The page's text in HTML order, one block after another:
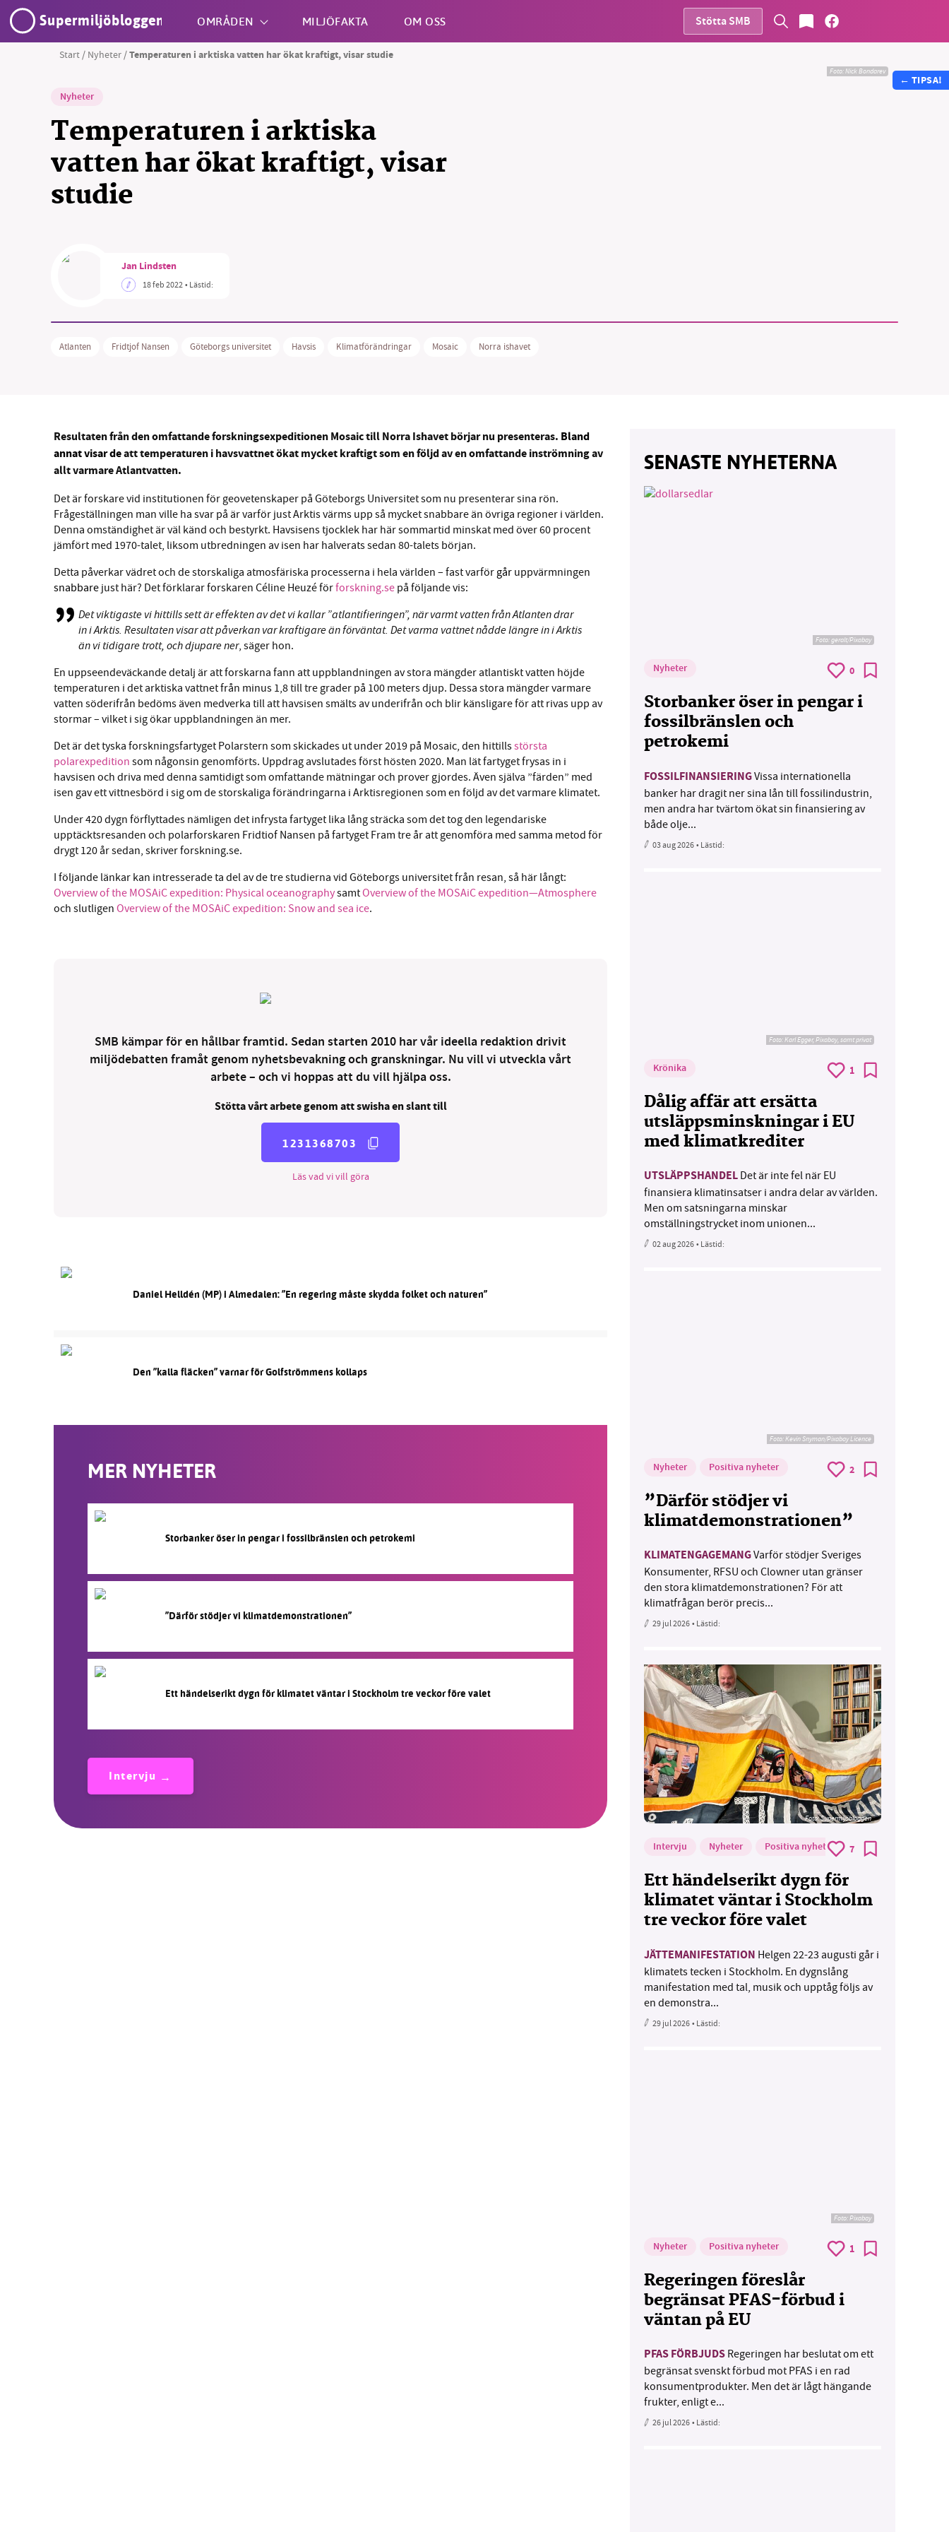
Supermiljöbloggen OMRÅDEN MILJÖFAKTA OM OSS Stötta SMB
Start / Nyheter /Temperaturen i arktiska vatten har ökat kraftigt, visar studie
Nyheter
Temperaturen i arktiska
vatten har ökat kraftigt, visar
studie
Foto:Nick Bondarev
Jan Lindsten
18 feb 2022• Lästid:
Atlanten Fridtjof Nansen Göteborgs universitet Havsis Klimatförändringar Mosaic Norra ishavet
Resultaten från den omfattande forskningsexpeditionen Mosaic till Norra Ishavet börjar nu presenteras. Bland
annat visar deatt temperaturen i havsvattnet ökat mycket kraftigt som en följd av en omfattande inströmning av
allt varmare Atlantvatten.
Det är forskare vid institutionen för geovetenskaper på Göteborgs Universitet som nu presenterar sina rön.
Frågeställningen man ville ha svar på är varför just Arktis värms upp så mycket snabbare än övriga regioner i världen.
Denna omständighet är väl känd och bestyrkt. Havsisens tjocklek har här sommartid minskat med över 60 procent
jämfört med 1970-talet, liksom utbredningen av isen har halverats sedan 80-talets början.
Detta påverkar vädret och de storskaliga atmosfäriska processerna i hela världen – fast varför går uppvärmningen
snabbare just här? Det förklarar forskaren Céline Heuzé förforskning.se på följande vis:
Det viktigaste vi hittills sett är effekten av det vi kallar ”atlantifieringen”, när varmt vatten från Atlanten drar
in i Arktis. Resultaten visar att påverkan var kraftigare än förväntat. Det varma vattnet nådde längre in i Arktis
än vi tidigare trott, och djupare ner, säger hon.
En uppseendeväckande detalj är att forskarna fann att uppblandningen av stora mängder atlantiskt vatten höjde
temperaturen i det arktiska vattnet från minus 1,8 till tre grader på 100 meters djup. Dessa stora mängder varmare
vatten söderifrån bedöms även medverka till att havsisen smälts av underifrån och blir känsligare för att rivas upp av
stormar – vilket i sig ökar uppblandningen än mer.
Det är det tyska forskningsfartyget Polarstern som skickades ut under 2019 på Mosaic, den hittillsstörsta
polarexpedition som någonsin genomförts. Uppdrag avslutades först hösten 2020. Man lät fartyget frysas in i
havsisen och driva med denna samtidigt som omfattande mätningar och prover gjordes. Även själva ”färden” med
isen gav ett vittnesbörd i sig om de storskaliga förändringarna i Arktisregionen som en följd av det varmare klimatet.
Under 420 dygn förflyttades nämligen det infrysta fartyget lika lång sträcka som det tog den legendariske
upptäcktsresanden och polarforskaren Fridtiof Nansen på fartyget Fram tre år att genomföra med samma metod för
drygt 120 år sedan, skriver forskning.se.
I följande länkar kan intresserade ta del av de tre studierna vid Göteborgs universitet från resan, så här långt:
Overview of the MOSAiC expedition: Physical oceanographysamtOverview of the MOSAiC expedition—Atmosphere
och slutligen Overview of the MOSAiC expedition: Snow and sea ice.
SMB kämpar för en hållbar framtid. Sedan starten 2010 har vår ideella redaktion drivit
miljödebatten framåt genom nyhetsbevakning och granskningar. Nu vill vi utveckla vårt
arbete – och vi hoppas att du vill hjälpa oss.
Stötta vårt arbete genom att swisha en slant till
1231368703
Läs vad vi vill göra
Daniel Helldén (MP) i Almedalen: ”En regering måste skydda folket och naturen”
Den ”kalla fläcken” varnar för Golfströmmens kollaps
MER NYHETER
Storbanker öser in pengar i fossilbränslen och petrokemi
”Därför stödjer vi klimatdemonstrationen”
Ett händelserikt dygn för klimatet väntar i Stockholm tre veckor före valet
Intervju
SENASTE NYHETERNA
Foto:geralt/Pixabay
Nyheter 0
Storbanker öser in pengar i
fossilbränslen och
petrokemi
FOSSILFINANSIERINGVissa internationella
banker har dragit ner sina lån till fossilindustrin,
men andra har tvärtom ökat sin finansiering av
både olje...
03 aug 2026• Lästid:
Foto: Karl Egger, Pixabay, samt privat
Krönika 1
Dålig affär att ersätta
utsläppsminskningar i EU
med klimatkrediter
UTSLÄPPSHANDEL Det är inte fel när EU
finansiera klimatinsatser i andra delar av världen.
Men om satsningarna minskar
omställningstrycket inom unionen...
02 aug 2026• Lästid:
Foto:Kevin Snyman/Pixabay Licence
Nyheter Positiva nyheter 2
”Därför stödjer vi
klimatdemonstrationen”
KLIMATENGAGEMANGVarför stödjer Sveriges
Konsumenter, RFSU och Clowner utan gränser
den stora klimatdemonstrationen? För att
klimatfrågan berör precis...
29 jul 2026• Lästid:
Foto: Supermijöbloggen
Intervju Nyheter Positiva nyheter 7
Ett händelserikt dygn för
klimatet väntar i Stockholm
tre veckor före valet
JÄTTEMANIFESTATION Helgen 22-23 augusti går i
klimatets tecken i Stockholm. En dygnslång
manifestation med tal, musik och upptåg följs av
en demonstra...
29 jul 2026• Lästid:
Foto:Pixabay
Nyheter Positiva nyheter 1
Regeringen föreslår
begränsat PFAS-förbud i
väntan på EU
PFAS FÖRBJUDS Regeringen har beslutat om ett
begränsat svenskt förbud mot PFAS i en rad
konsumentprodukter. Men det är lågt hängande
frukter, enligt e...
26 jul 2026• Lästid:
← TIPSA!
1231368703